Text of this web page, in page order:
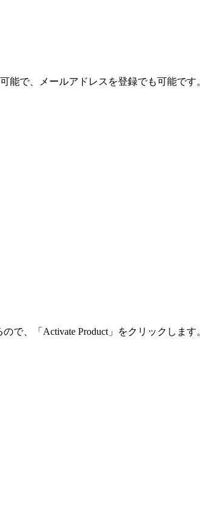
能で、メールアドレスを登録でも可能です。
で、「Activate Product」をクリックします。